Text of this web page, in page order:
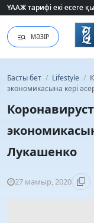
ҮААЖ тарифі екі есеге
ҮААЖ тарифі екі есеге
МӘЗІР
Басты бет / Lifestyle /
экономикасына кері
Лукашенко
27 мамыр, 2020